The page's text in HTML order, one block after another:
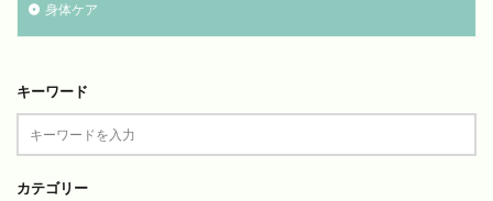
身体ケア
キーワード
カテゴリー